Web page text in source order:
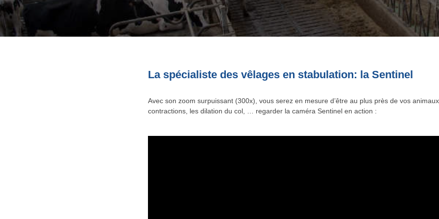
La spécialiste des vêlages en stabulation: la Sentinel
Avec son zoom surpuissant (300x), vous serez en mesure d’être au plus près de vos
contractions, les dilation du col, … regarder la caméra Sentinel en action :